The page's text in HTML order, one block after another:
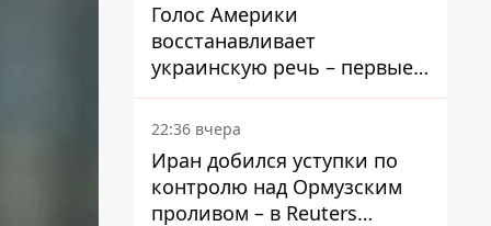
Голос Америки
восстанавливает
украинскую речь – первые
эфиры ожидаются на
следующей неделе
22:36 вчера
Иран добился уступки по
контролю над Ормузским
проливом – в Reuters